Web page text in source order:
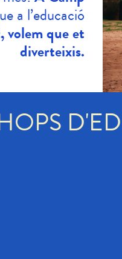
a l’educació
volem que et
diverteixis.